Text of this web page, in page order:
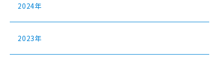
2024年
2023年